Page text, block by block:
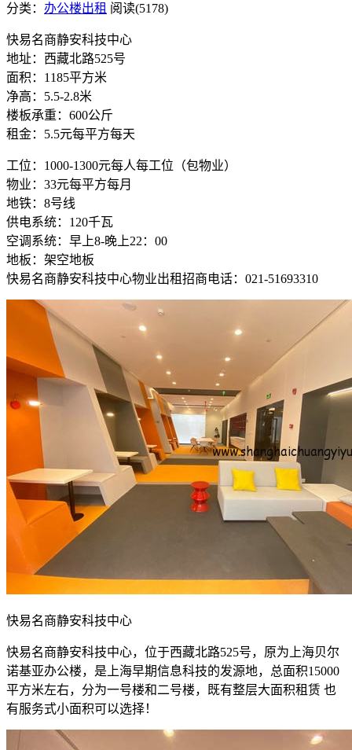
分类： 办公楼出租 阅读(5178)
快易名商静安科技中心
地址：西藏北路525号
面积：1185平方米
净高：5.5-2.8米
楼板承重：600公斤
租金：5.5元每平方每天
工位：1000-1300元每人每工位（包物业）
物业：33元每平方每月
地铁：8号线
供电系统：120千瓦
空调系统：早上8-晚上22：00
地板：架空地板
快易名商静安科技中心物业出租招商电话：021-51693310
快易名商静安科技中心
快易名商静安科技中心，位于西藏北路525号，原为上海贝尔
诺基亚办公楼，是上海早期信息科技的发源地，总面积15000
平方米左右，分为一号楼和二号楼，既有整层大面积租赁 也
有服务式小面积可以选择！